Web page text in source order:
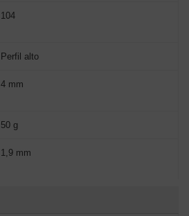
104
Perfil alto
4 mm
50 g
1,9 mm